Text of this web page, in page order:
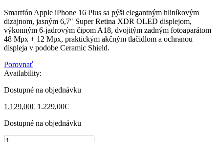
Smartfón Apple iPhone 16 Plus sa pýši elegantným hliníkovým
dizajnom, jasným 6,7″ Super Retina XDR OLED displejom,
výkonným 6-jadrovým čipom A18, dvojitým zadným fotoaparátom
48 Mpx + 12 Mpx, praktickým akčným tlačidlom a ochranou
displeja v podobe Ceramic Shield.
Porovnať
Availability:
Dostupné na objednávku
1.129,00€ 1.229,00€
Dostupné na objednávku
iPhone